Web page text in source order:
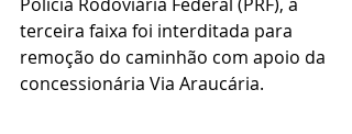
terceira faixa foi interditada para
remoção do caminhão com apoio da
concessionária Via Araucária.